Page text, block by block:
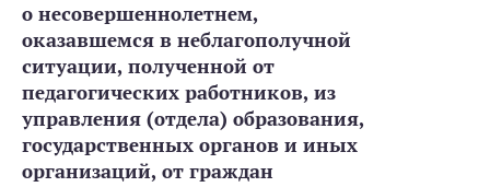
о несовершеннолетнем,
оказавшемся в неблагополучной
ситуации, полученной от
педагогических работников, из
управления (отдела) образования,
государственных органов и иных
организаций, от граждан